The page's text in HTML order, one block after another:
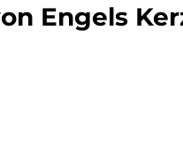
Engels